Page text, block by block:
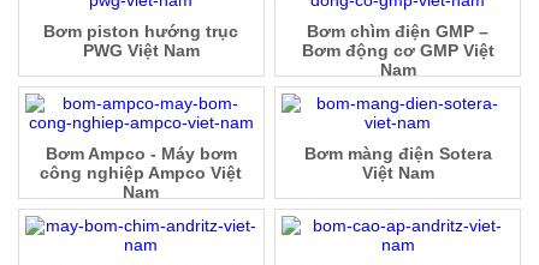
Bơm chìm điện GMP –
Bơm động cơ GMP Việt
Nam
Bơm piston hướng trục
PWG Việt Nam
Bơm màng điện Sotera
Việt Nam
Bơm Ampco - Máy bơm
công nghiệp Ampco Việt
Nam